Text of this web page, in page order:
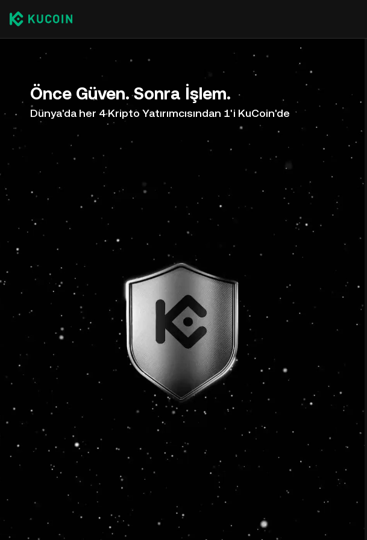
Önce Güven. Sonra İşlem.
Dünya'da her 4 Kripto Yatırımcısından 1'i KuCoin'de